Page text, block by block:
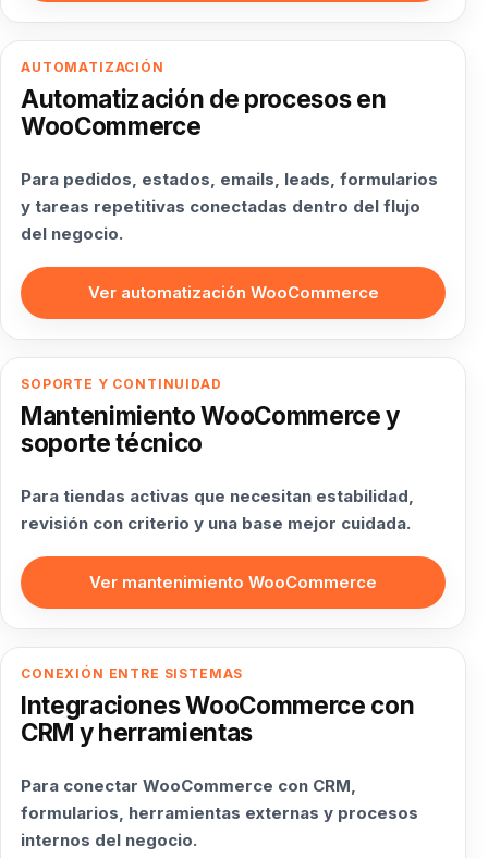
AUTOMATIZACIÓN
Automatización de procesos en
WooCommerce
Para pedidos, estados, emails, leads, formularios
y tareas repetitivas conectadas dentro del flujo
del negocio.
Ver automatización WooCommerce
SOPORTE Y CONTINUIDAD
Mantenimiento WooCommerce y
soporte técnico
Para tiendas activas que necesitan estabilidad,
revisión con criterio y una base mejor cuidada.
Ver mantenimiento WooCommerce
CONEXIÓN ENTRE SISTEMAS
Integraciones WooCommerce con
CRM y herramientas
Para conectar WooCommerce con CRM,
formularios, herramientas externas y procesos
internos del negocio.